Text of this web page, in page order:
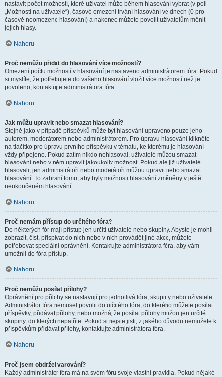
nastavit počet možností, které uživatel může během hlasování vybrat (v poli
„Možností na uživatele“), časové omezení trvání hlasování ve dnech (0 pro
časově neomezené hlasování) a nakonec můžete povolit uživatelům měnit
jejich hlasy.
Nahoru
Proč nemůžu přidat do hlasování více možností?
Omezení počtu možností v hlasování je nastaveno administrátorem fóra. Pokud
si myslíte, že potřebujete do vašeho hlasování vložit více možností než je
povoleno, kontaktujte administrátora fóra.
Nahoru
Jak můžu upravit nebo smazat hlasování?
Stejně jako v případě příspěvků může být hlasování upraveno pouze jeho
autorem, moderátorem nebo administrátorem. Pro úpravu hlasování klikněte
na tlačítko pro úpravu prvního příspěvku v tématu, ke kterému je hlasování
vždy připojeno. Pokud zatím nikdo nehlasoval, uživatelé můžou smazat
hlasování nebo v něm upravit jakoukoliv možnost. Pokud ale již uživatelé
hlasovali, jen administrátoři nebo moderátoři můžou upravit nebo smazat
hlasování. To zabrání tomu, aby byly možnosti hlasování změněny v ještě
neukončeném hlasování.
Nahoru
Proč nemám přístup do určitého fóra?
Do některých fór mají přístup jen určití uživatelé nebo skupiny. Abyste je mohli
zobrazit, číst, přispívat do nich nebo v nich provádět jiné akce, můžete
potřebovat speciální oprávnění. Kontaktujte administrátora fóra, aby vám
umožnil do fóra přístup.
Nahoru
Proč nemůžu posílat přílohy?
Oprávnění pro přílohy se nastavují pro jednotlivá fóra, skupiny nebo uživatele.
Administrátor fóra nemusel povolit do určitého fóra, do kterého můžete posílat
příspěvky, přidávat přílohy, nebo možná, že posílat přílohy můžou jen určité
skupiny, do kterých nepatříte. Pokud si nejste jisti, z jakého důvodu nemůžete k
příspěvkům přidávat přílohy, kontaktujte administrátora fóra.
Nahoru
Proč jsem obdržel varování?
Každý administrátor fóra má na svém fóru svoje vlastní pravidla. Pokud nějaké